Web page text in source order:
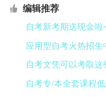
编辑推荐
自考新考期送现金啦
应用型自考火热招生
自考文凭可以考取这
自考专/本全套课程